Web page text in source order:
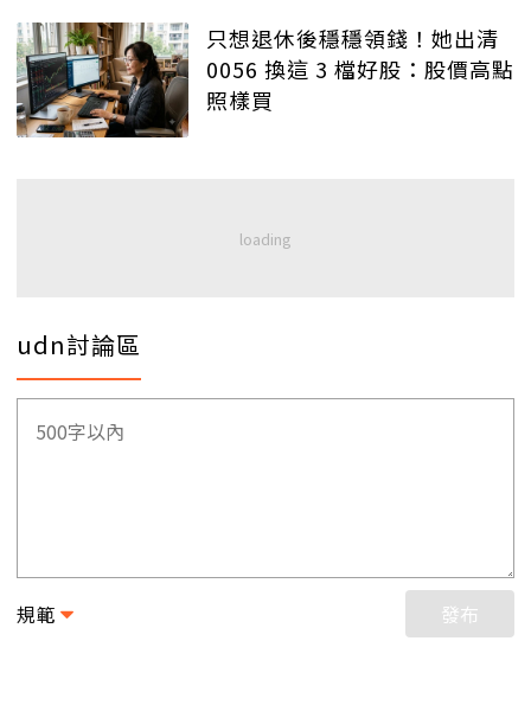
只想退休後穩穩領錢！她出清
0056 換這 3 檔好股：股價高點
照樣買
udn討論區
規範 發布